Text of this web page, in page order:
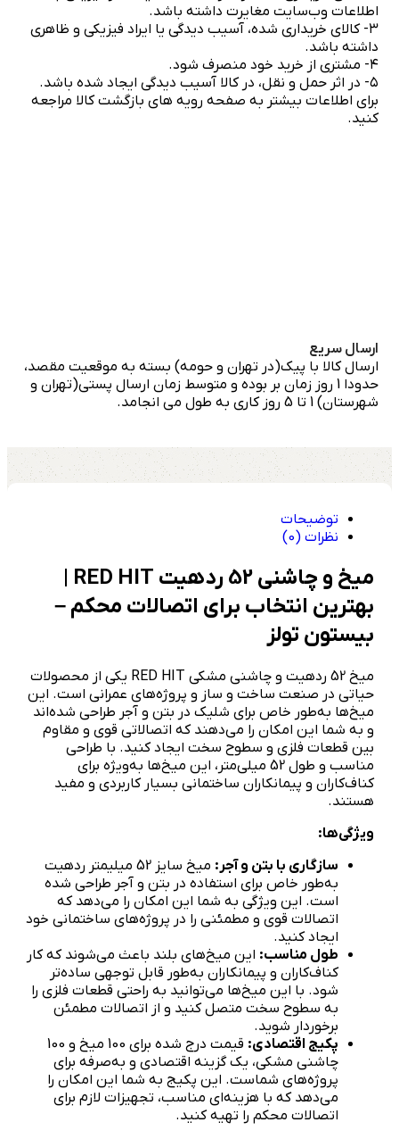
اطلاعات وب‌سایت مغایرت داشته باشد.
۳- کالای خریداری شده، آسیب دیدگی یا ایراد فیزیکی و ظاهری
داشته باشد.
۴- مشتری از خرید خود منصرف شود.
۵- در اثر حمل و نقل، در کالا آسیب دیدگی ایجاد شده باشد.
برای اطلاعات بیشتر به صفحه رویه های بازگشت کالا مراجعه
کنید.
ارسال سریع
ارسال کالا با پیک(در تهران و حومه) بسته به موقعیت مقصد،
حدودا 1 روز زمان بر بوده و متوسط زمان ارسال پستی(تهران و
شهرستان) 1 تا 5 روز کاری به طول می انجامد.
توضیحات
نظرات (0)
میخ و چاشنی 52 ردهیت RED HIT |
بهترین انتخاب برای اتصالات محکم –
بیستون تولز
میخ 52 ردهیت و چاشنی مشکی RED HIT یکی از محصولات
حیاتی در صنعت ساخت و ساز و پروژه‌های عمرانی است. این
میخ‌ها به‌طور خاص برای شلیک در بتن و آجر طراحی شده‌اند
و به شما این امکان را می‌دهند که اتصالاتی قوی و مقاوم
بین قطعات فلزی و سطوح سخت ایجاد کنید. با طراحی
مناسب و طول 52 میلی‌متر، این میخ‌ها به‌ویژه برای
کناف‌کاران و پیمانکاران ساختمانی بسیار کاربردی و مفید
هستند.
ویژگی‌ها:
سازگاری با بتن و آجر:
میخ سایز 52 میلیمتر ردهیت
به‌طور خاص برای استفاده در بتن و آجر طراحی شده
است. این ویژگی به شما این امکان را می‌دهد که
اتصالات قوی و مطمئنی را در پروژه‌های ساختمانی خود
ایجاد کنید.
طول مناسب: این میخ‌های بلند باعث می‌شوند که کار
کناف‌کاران و پیمانکاران به‌طور قابل توجهی ساده‌تر
شود. با این میخ‌ها می‌توانید به راحتی قطعات فلزی را
به سطوح سخت متصل کنید و از اتصالات مطمئن
برخوردار شوید.
پکیج اقتصادی:
قیمت درج شده برای 100 میخ و 100
چاشنی مشکی، یک گزینه اقتصادی و به‌صرفه برای
پروژه‌های شماست. این پکیج به شما این امکان را
می‌دهد که با هزینه‌ای مناسب، تجهیزات لازم برای
اتصالات محکم را تهیه کنید.